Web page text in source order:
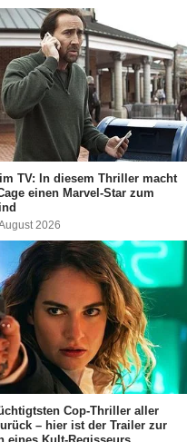
TV: In diesem Thriller macht
einen Marvel-Star zum
2026
Cop-Thriller aller
– hier ist der Trailer zur